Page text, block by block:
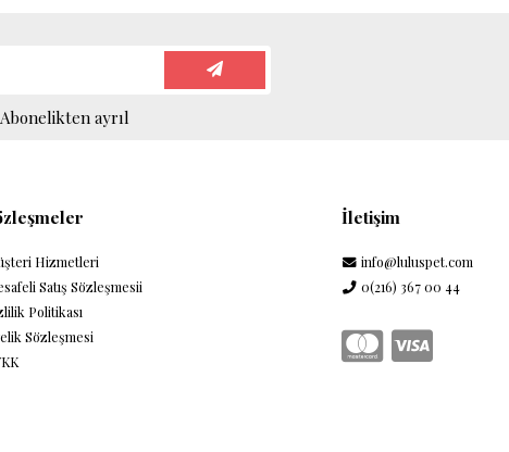
Abonelikten ayrıl
Hizmetleri
Satış Sözleşmesii
Politikası
Sözleşmesi
İletişim
info@luluspet.com
0(216) 367 00 44